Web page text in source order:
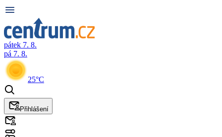
pátek 7. 8.
pá 7. 8.
25°C
Přihlášení